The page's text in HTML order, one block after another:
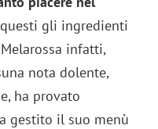
gli ingredienti
infatti,
nota dolente,
ha provato
gestito il suo menù